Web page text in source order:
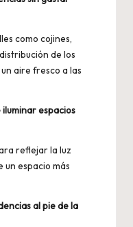
como cojines,
de los
aire fresco a las
espacios
reflejar la luz
un espacio más
al pie de la